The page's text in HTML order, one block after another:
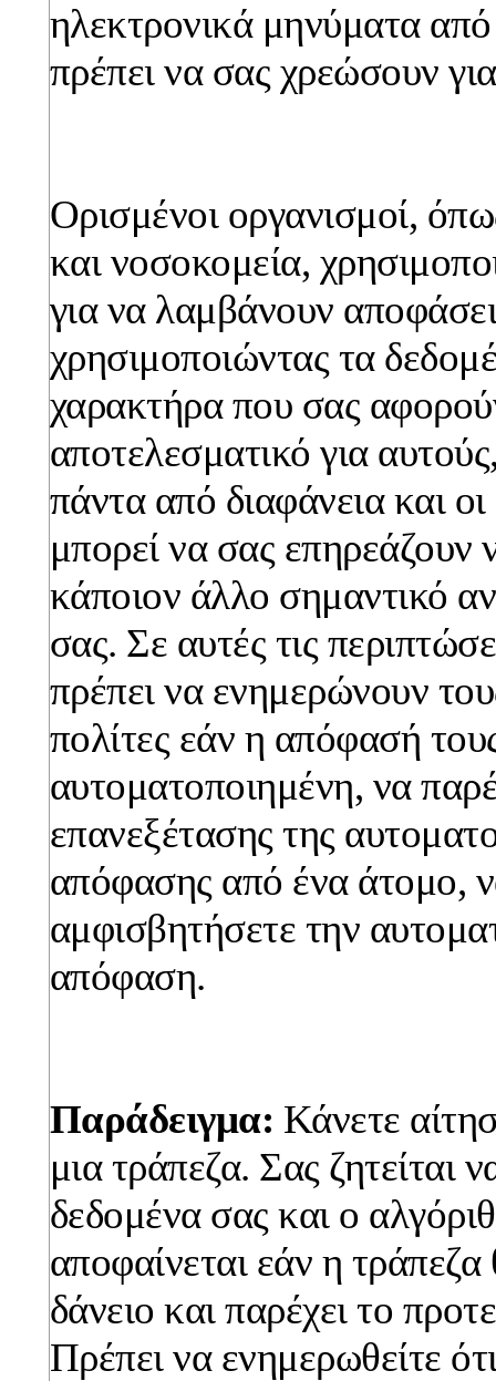
ηλεκτρονικά μηνύματα
πρέπει να σας χρεώσουν
Ορισμένοι οργανισμοί,
και νοσοκομεία,
για να λαμβάνουν
χρησιμοποιώντας τα
χαρακτήρα που σας
αποτελεσματικό για
πάντα από διαφάνεια και
μπορεί να σας επηρεάζουν
κάποιον άλλο σημαντικό
σας. Σε αυτές τις
πρέπει να ενημερώνουν
πολίτες εάν η απόφασή
αυτοματοποιημένη, να
επανεξέτασης της
απόφασης από ένα άτομο,
αμφισβητήσετε την
απόφαση.
Παράδειγμα: Κάνετε
μια τράπεζα. Σας ζητείται
δεδομένα σας και ο
αποφαίνεται εάν η
δάνειο και παρέχει το
Πρέπει να ενημερωθείτε